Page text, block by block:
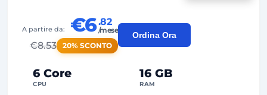
6 Core
CPU
16 GB
RAM
A partire da: €6.82
/mese
€8.53 20% SCONTO
Ordina Ora